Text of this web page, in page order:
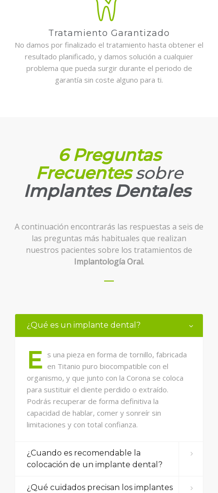
Tratamiento Garantizado
No damos por finalizado el tratamiento hasta obtener el
resultado planificado, y damos solución a cualquier
problema que pueda surgir durante el periodo de
garantía sin coste alguno para ti.
6 Preguntas
Frecuentessobre
Implantes Dentales
A continuación encontrarás las respuestas a seis de
las preguntas más habituales que realizan
nuestros pacientes sobre los tratamientos de
Implantología Oral.
¿Qué es un implante dental?
E s una pieza en forma de tornillo, fabricada
en Titanio puro biocompatible con el
organismo, y que junto con la Corona se coloca
para sustituir el diente perdido o extraído.
Podrás recuperar de forma definitiva la
capacidad de hablar, comer y sonreír sin
limitaciones y con total confianza.
¿Cuando es recomendable la
colocación de un implante dental?
¿Qué cuidados precisan los implantes